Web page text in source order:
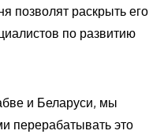
позволят раскрыть его
по развитию
и Беларуси, мы
перерабатывать это